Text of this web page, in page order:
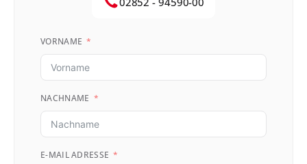
VORNAME
NACHNAME
E-MAIL ADRESSE